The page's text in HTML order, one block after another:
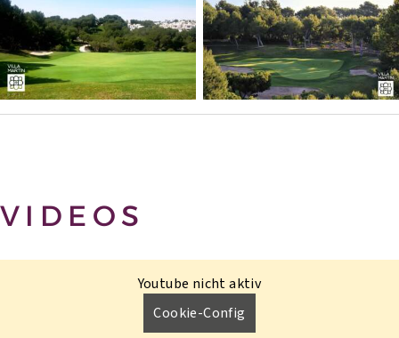
VIDEOS
Youtube nicht aktiv
Cookie-Config